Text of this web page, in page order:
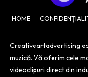
HOME
Creativeartadvertising
muzică. Vă oferim cele
videoclipuri direct din